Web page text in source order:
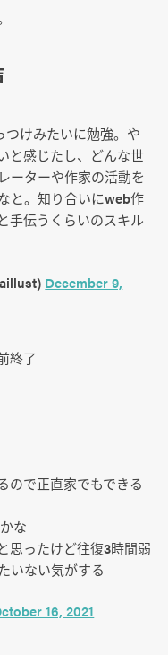
けみたいに勉強。や
と感じたし、どんな世
ーターや作家の活動を
と。知り合いにweb作
手伝うくらいのスキル
December 9,
終了
ので正直家でもできる
な
思ったけど往復3時間弱
いない気がする
16, 2021